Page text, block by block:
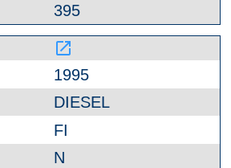
395
launch
1995
DIESEL
FI
N